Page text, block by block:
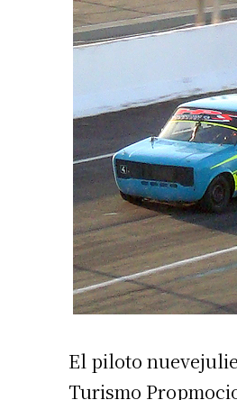
El piloto
Turismo